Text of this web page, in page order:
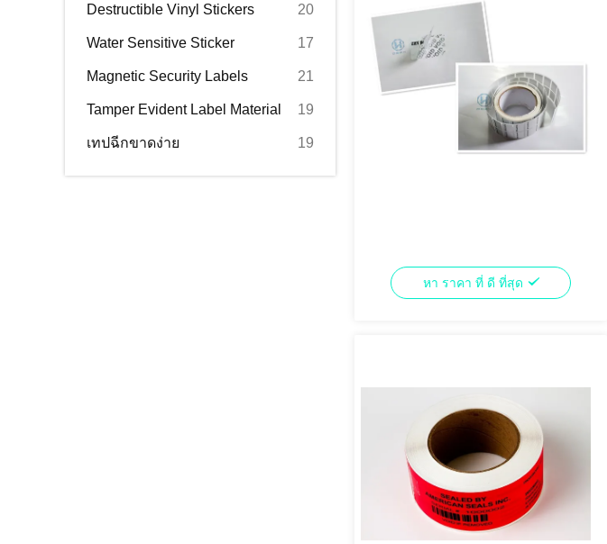
Destructible Vinyl Stickers 20
Water Sensitive Sticker 17
Magnetic Security Labels 21
Tamper Evident Label Material 19
เทปฉีกขาดง่าย 19
หา ราคา ที่ ดี ที่สุด